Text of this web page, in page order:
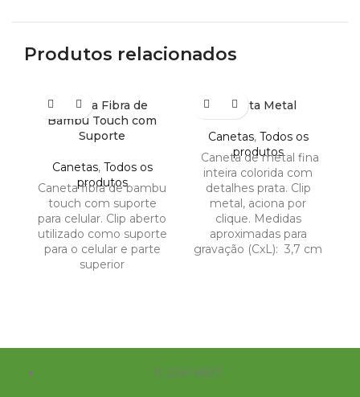
Produtos relacionados
Caneta Fibra de
Bambu Touch com
Suporte
Canetas, Todos os
produtos
Caneta fibra de bambu
touch com suporte
para celular. Clip aberto
utilizado como suporte
para o celular e parte
superior
Caneta Metal
Canetas, Todos os
produtos
Caneta de metal fina
inteira colorida com
detalhes prata. Clip
metal, aciona por
clique. Medidas
aproximadas para
gravação (CxL): 3,7 cm
11 2241-6697